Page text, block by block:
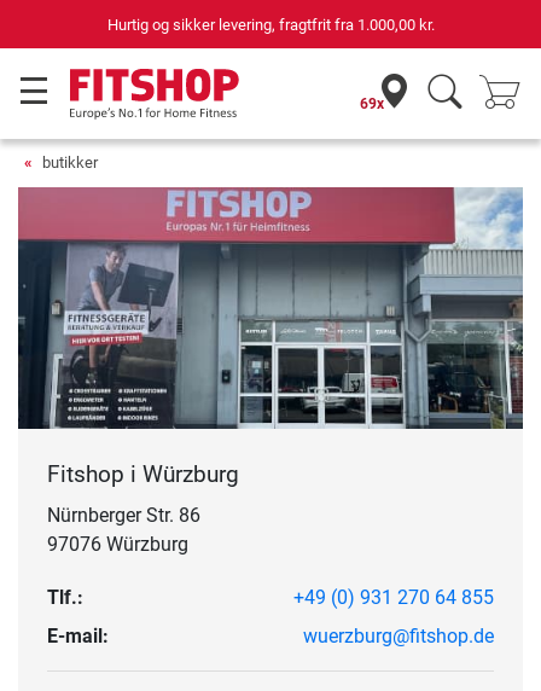
1.000,00 kr. 69 butikker med 75
69x
butikker
Fitshop i Würzburg
Nürnberger Str. 86
97076 Würzburg
Tlf.:
+49 (0) 931 270 64 855
E-mail:
wuerzburg@fitshop.de